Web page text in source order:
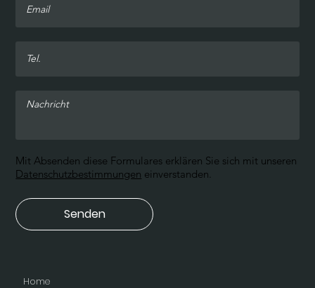
Home
Senden
Mit Absenden diese Formulares erklären Sie sich mit unseren
Datenschutzbestimmungen einverstanden.